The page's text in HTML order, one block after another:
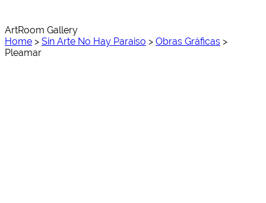
ArtRoom Gallery
Home > Sin Arte No Hay Paraiso > Obras Gráficas >
Pleamar